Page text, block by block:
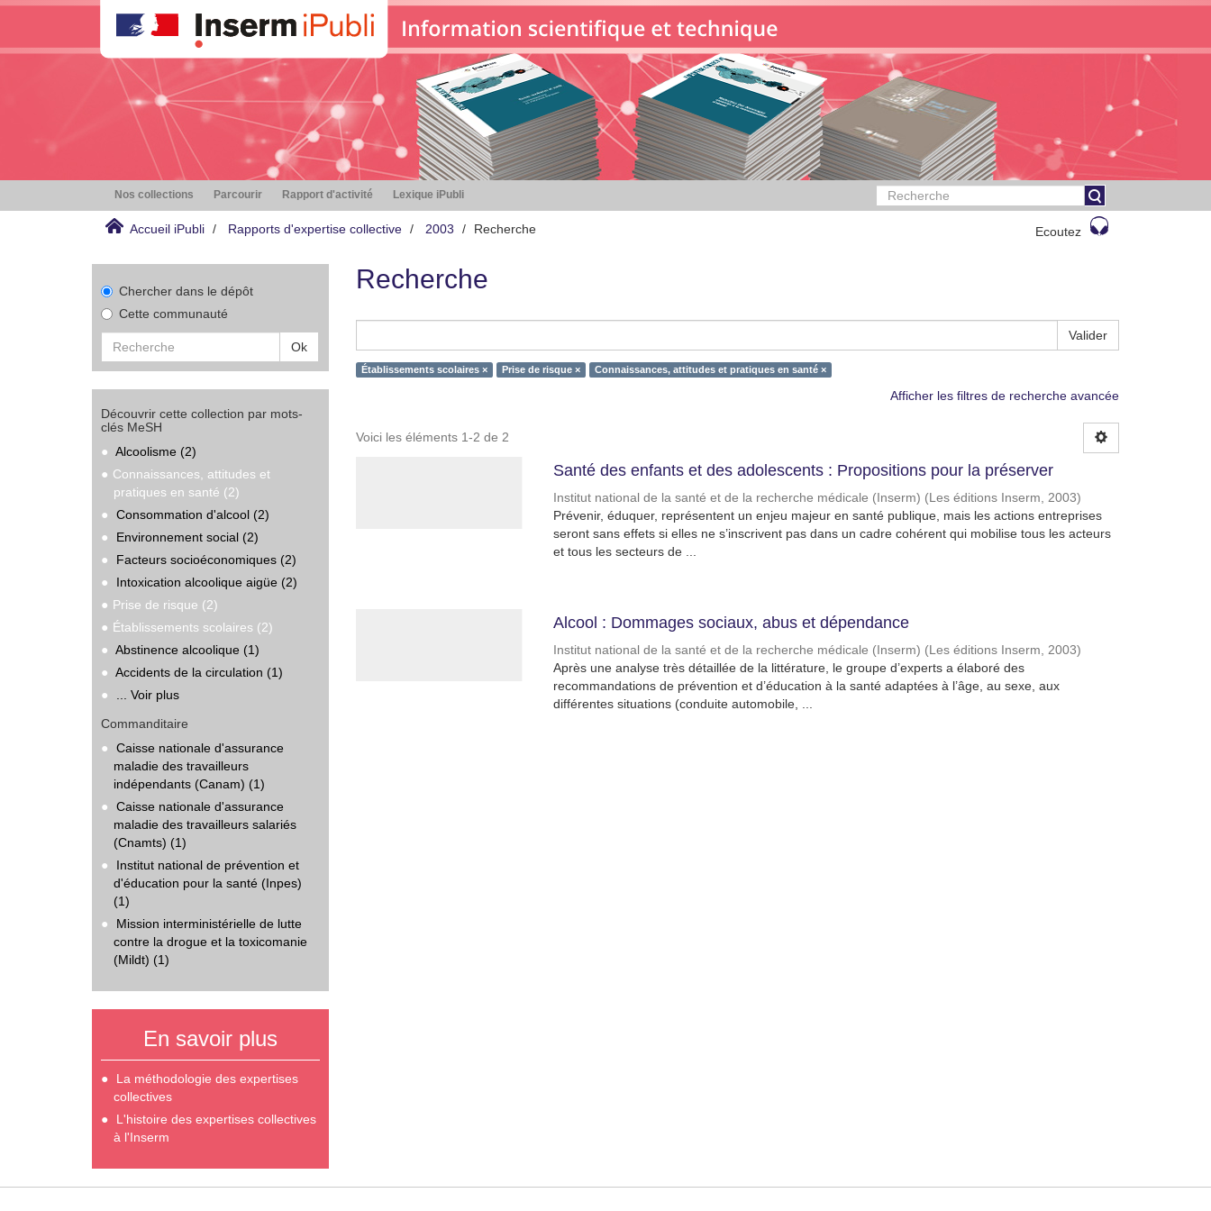
Nos collections Parcourir Rapport d'activité Lexique iPubli
Accueil iPubli Rapports d'expertise collective 2003 Recherche Ecoutez
Chercher dans le dépôt
Cette communauté
Ok
Découvrir cette collection par mots-
clés MeSH
Alcoolisme (2)
Connaissances, attitudes et
pratiques en santé (2)
Consommation d'alcool (2)
Environnement social (2)
Facteurs socioéconomiques (2)
Intoxication alcoolique aigüe (2)
Prise de risque (2)
Établissements scolaires (2)
Abstinence alcoolique (1)
Accidents de la circulation (1)
... Voir plus
Commanditaire
Caisse nationale d'assurance
maladie des travailleurs
indépendants (Canam) (1)
Caisse nationale d'assurance
maladie des travailleurs salariés
(Cnamts) (1)
Institut national de prévention et
d'éducation pour la santé (Inpes)
(1)
Mission interministérielle de lutte
contre la drogue et la toxicomanie
(Mildt) (1)
En savoir plus
La méthodologie des expertises
collectives
L'histoire des expertises collectives
à l'Inserm
Recherche
Valider
Établissements scolaires × Prise de risque × Connaissances, attitudes et pratiques en santé ×
Afficher les filtres de recherche avancée
Voici les éléments 1-2 de 2
Santé des enfants et des adolescents : Propositions pour la préserver
Institut national de la santé et de la recherche médicale (Inserm) (Les éditions Inserm, 2003)
Prévenir, éduquer, représentent un enjeu majeur en santé publique, mais les actions entreprises
seront sans effets si elles ne s’inscrivent pas dans un cadre cohérent qui mobilise tous les acteurs
et tous les secteurs de ...
Alcool : Dommages sociaux, abus et dépendance
Institut national de la santé et de la recherche médicale (Inserm) (Les éditions Inserm, 2003)
Après une analyse très détaillée de la littérature, le groupe d’experts a élaboré des
recommandations de prévention et d’éducation à la santé adaptées à l’âge, au sexe, aux
différentes situations (conduite automobile, ...